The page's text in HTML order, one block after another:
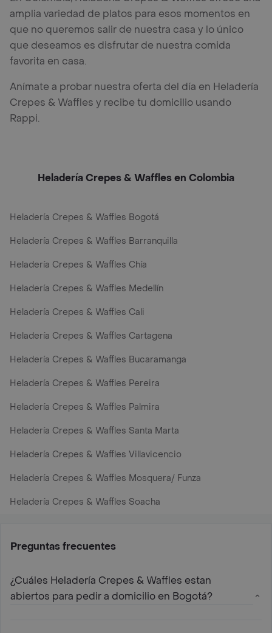
amplia variedad de platos para esos momentos en
que no queremos salir de nuestra casa y lo único
que deseamos es disfrutar de nuestra comida
favorita en casa.
Anímate a probar nuestra oferta del día en Heladería
Crepes & Waffles y recibe tu domicilio usando
Rappi.
Heladería Crepes & Waffles en Colombia
Heladería Crepes & Waffles Bogotá
Heladería Crepes & Waffles Barranquilla
Heladería Crepes & Waffles Chía
Heladería Crepes & Waffles Medellín
Heladería Crepes & Waffles Cali
Heladería Crepes & Waffles Cartagena
Heladería Crepes & Waffles Bucaramanga
Heladería Crepes & Waffles Pereira
Heladería Crepes & Waffles Palmira
Heladería Crepes & Waffles Santa Marta
Heladería Crepes & Waffles Villavicencio
Heladería Crepes & Waffles Mosquera/ Funza
Heladería Crepes & Waffles Soacha
Preguntas frecuentes
¿Cuáles Heladería Crepes & Waffles estan
abiertos para pedir a domicilio en Bogotá?